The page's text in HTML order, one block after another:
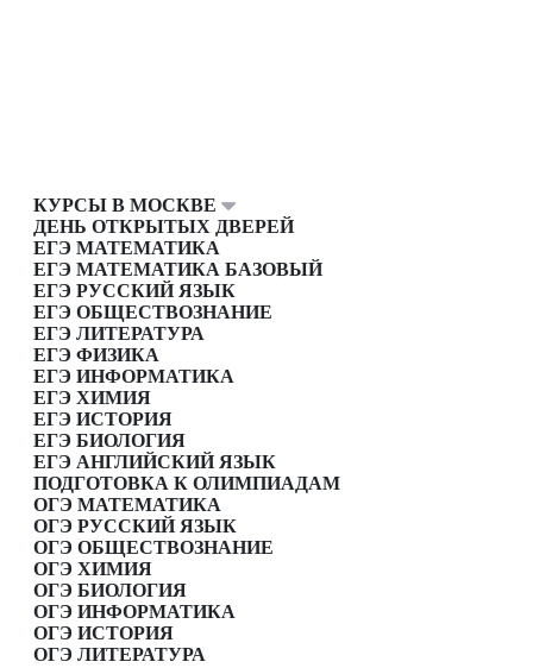
КУРСЫ В МОСКВЕ
ДЕНЬ ОТКРЫТЫХ ДВЕРЕЙ
ЕГЭ МАТЕМАТИКА
ЕГЭ МАТЕМАТИКА БАЗОВЫЙ
ЕГЭ РУССКИЙ ЯЗЫК
ЕГЭ ОБЩЕСТВОЗНАНИЕ
ЕГЭ ЛИТЕРАТУРА
ЕГЭ ФИЗИКА
ЕГЭ ИНФОРМАТИКА
ЕГЭ ХИМИЯ
ЕГЭ ИСТОРИЯ
ЕГЭ БИОЛОГИЯ
ЕГЭ АНГЛИЙСКИЙ ЯЗЫК
ПОДГОТОВКА К ОЛИМПИАДАМ
ОГЭ МАТЕМАТИКА
ОГЭ РУССКИЙ ЯЗЫК
ОГЭ ОБЩЕСТВОЗНАНИЕ
ОГЭ ХИМИЯ
ОГЭ БИОЛОГИЯ
ОГЭ ИНФОРМАТИКА
ОГЭ ИСТОРИЯ
ОГЭ ЛИТЕРАТУРА